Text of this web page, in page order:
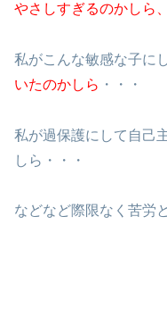
やさしすぎるのかしら、
私がこんな敏感な子に
いたのかしら ・・・
私が過保護にして自己
しら・・・
などなど際限なく苦労